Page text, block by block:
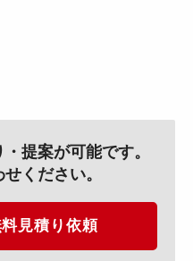
提案が可能です。
ください。
見積り依頼